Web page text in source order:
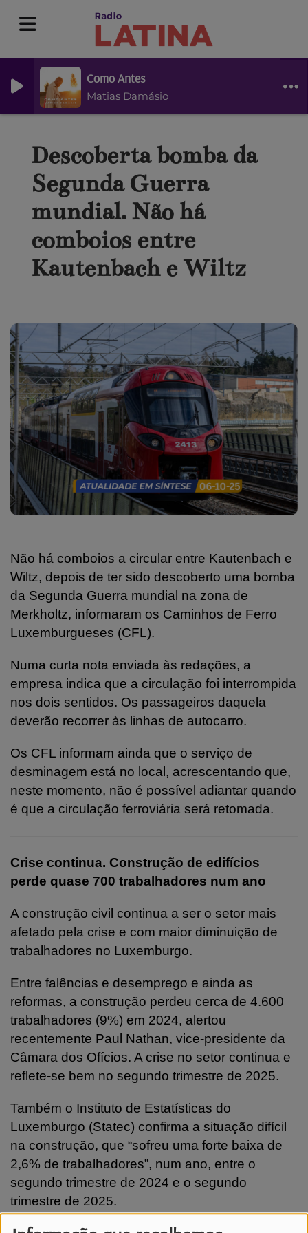
Como Antes
Matias Damásio
Descoberta bomba da
Segunda Guerra
mundial. Não há
comboios entre
Kautenbach e Wiltz
Não há comboios a circular entre Kautenbach e
Wiltz, depois de ter sido descoberto uma bomba
da Segunda Guerra mundial na zona de
Merkholtz, informaram os Caminhos de Ferro
Luxemburgueses (CFL).
Numa curta nota enviada às redações, a
empresa indica que a circulação foi interrompida
nos dois sentidos. Os passageiros daquela
deverão recorrer às linhas de autocarro.
Os CFL informam ainda que o serviço de
desminagem está no local, acrescentando que,
neste momento, não é possível adiantar quando
é que a circulação ferroviária será retomada.
Crise continua. Construção de edifícios
perde quase 700 trabalhadores num ano
A construção civil continua a ser o setor mais
afetado pela crise e com maior diminuição de
trabalhadores no Luxemburgo.
Entre falências e desemprego e ainda as
reformas, a construção perdeu cerca de 4.600
trabalhadores (9%) em 2024, alertou
recentemente Paul Nathan, vice-presidente da
Câmara dos Ofícios. A crise no setor continua e
reflete-se bem no segundo trimestre de 2025.
Também o Instituto de Estatísticas do
Luxemburgo (Statec) confirma a situação difícil
na construção, que “sofreu uma forte baixa de
2,6% de trabalhadores”, num ano, entre o
segundo trimestre de 2024 e o segundo
trimestre de 2025.